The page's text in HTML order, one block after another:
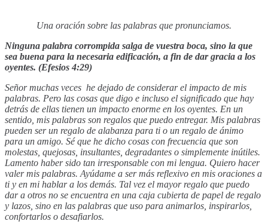
Una oración sobre las palabras que pronunciamos.
Ninguna palabra corrompida salga de vuestra boca, sino la que
sea buena para la necesaria edificación, a fin de dar gracia a los
oyentes. (Efesios 4:29)
Señor muchas veces he dejado de considerar el impacto de mis
palabras. Pero las cosas que digo e incluso el significado que hay
detrás de ellas tienen un impacto enorme en los oyentes. En un
sentido, mis palabras son regalos que puedo entregar. Mis palabras
pueden ser un regalo de alabanza para ti o un regalo de ánimo
para un amigo. Sé que he dicho cosas con frecuencia que son
molestas, quejosas, insultantes, degradantes o simplemente inútiles.
Lamento haber sido tan irresponsable con mi lengua. Quiero hacer
valer mis palabras. Ayúdame a ser más reflexivo en mis oraciones a
ti y en mi hablar a los demás. Tal vez el mayor regalo que puedo
dar a otros no se encuentra en una caja cubierta de papel de regalo
y lazos, sino en las palabras que uso para animarlos, inspirarlos,
confortarlos o desafiarlos.